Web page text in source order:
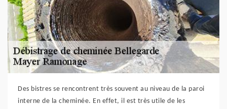
Des bistres se rencontrent très souvent au niveau de la paroi
interne de la cheminée. En effet, il est très utile de les